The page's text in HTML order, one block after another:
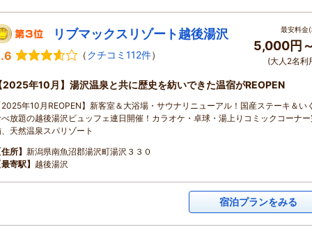
リブマックスリゾート越後湯沢
（クチコミ112件）
最安料金
5,000円～
(大人2名利
2025年10月】湯沢温泉と共に歴史を紡いできた温宿がREOPEN
年10月REOPEN】新客室＆大浴場・サウナリニューアル！国産ステーキ＆い
放題の越後湯沢ビュッフェ連日開催！カラオケ・卓球・湯上りコミックコーナ
天然温泉スパリゾート
所】 新潟県南魚沼郡湯沢町湯沢３３０
寄駅】 越後湯沢
宿泊プランをみる